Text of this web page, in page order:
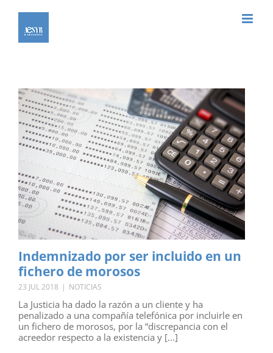
contenido
Indemnizado por ser incluido en un
fichero de morosos
23 JUL 2018 | NOTICIAS
La Justicia ha dado la razón a un cliente y ha
penalizado a una compañía telefónica por incluirle en
un fichero de morosos, por la “discrepancia con el
acreedor respecto a la existencia y [...]